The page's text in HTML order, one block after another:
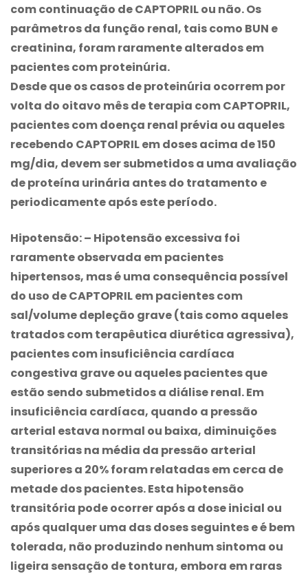
com continuação de CAPTOPRIL ou não. Os
parâmetros da função renal, tais como BUN e
creatinina, foram raramente alterados em
pacientes com proteinúria.
Desde que os casos de proteinúria ocorrem por
volta do oitavo mês de terapia com CAPTOPRIL,
pacientes com doença renal prévia ou aqueles
recebendo CAPTOPRIL em doses acima de 150
mg/dia, devem ser submetidos a uma avaliação
de proteína urinária antes do tratamento e
periodicamente após este período.
Hipotensão:– Hipotensão excessiva foi
raramente observada em pacientes
hipertensos, mas é uma consequência possível
do uso de CAPTOPRIL em pacientes com
sal/volume depleção grave (tais como aqueles
tratados com terapêutica diurética agressiva),
pacientes com insuficiência cardíaca
congestiva grave ou aqueles pacientes que
estão sendo submetidos a diálise renal. Em
insuficiência cardíaca, quando a pressão
arterial estava normal ou baixa, diminuições
transitórias na média da pressão arterial
superiores a 20% foram relatadas em cerca de
metade dos pacientes. Esta hipotensão
transitória pode ocorrer após a dose inicial ou
após qualquer uma das doses seguintes e é bem
tolerada, não produzindo nenhum sintoma ou
ligeira sensação de tontura, embora em raras